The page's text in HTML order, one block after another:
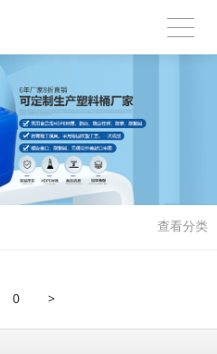
查看分类
0 >